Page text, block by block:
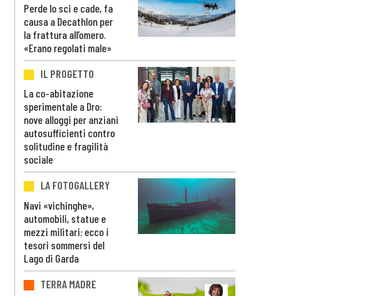
Perde lo sci e cade, fa
causa a Decathlon per
la frattura all’omero.
«Erano regolati male»
IL PROGETTO
La co-abitazione
sperimentale a Dro:
nove alloggi per anziani
autosufficienti contro
solitudine e fragilità
sociale
LA FOTOGALLERY
Navi «vichinghe»,
automobili, statue e
mezzi militari: ecco i
tesori sommersi del
Lago di Garda
TERRA MADRE